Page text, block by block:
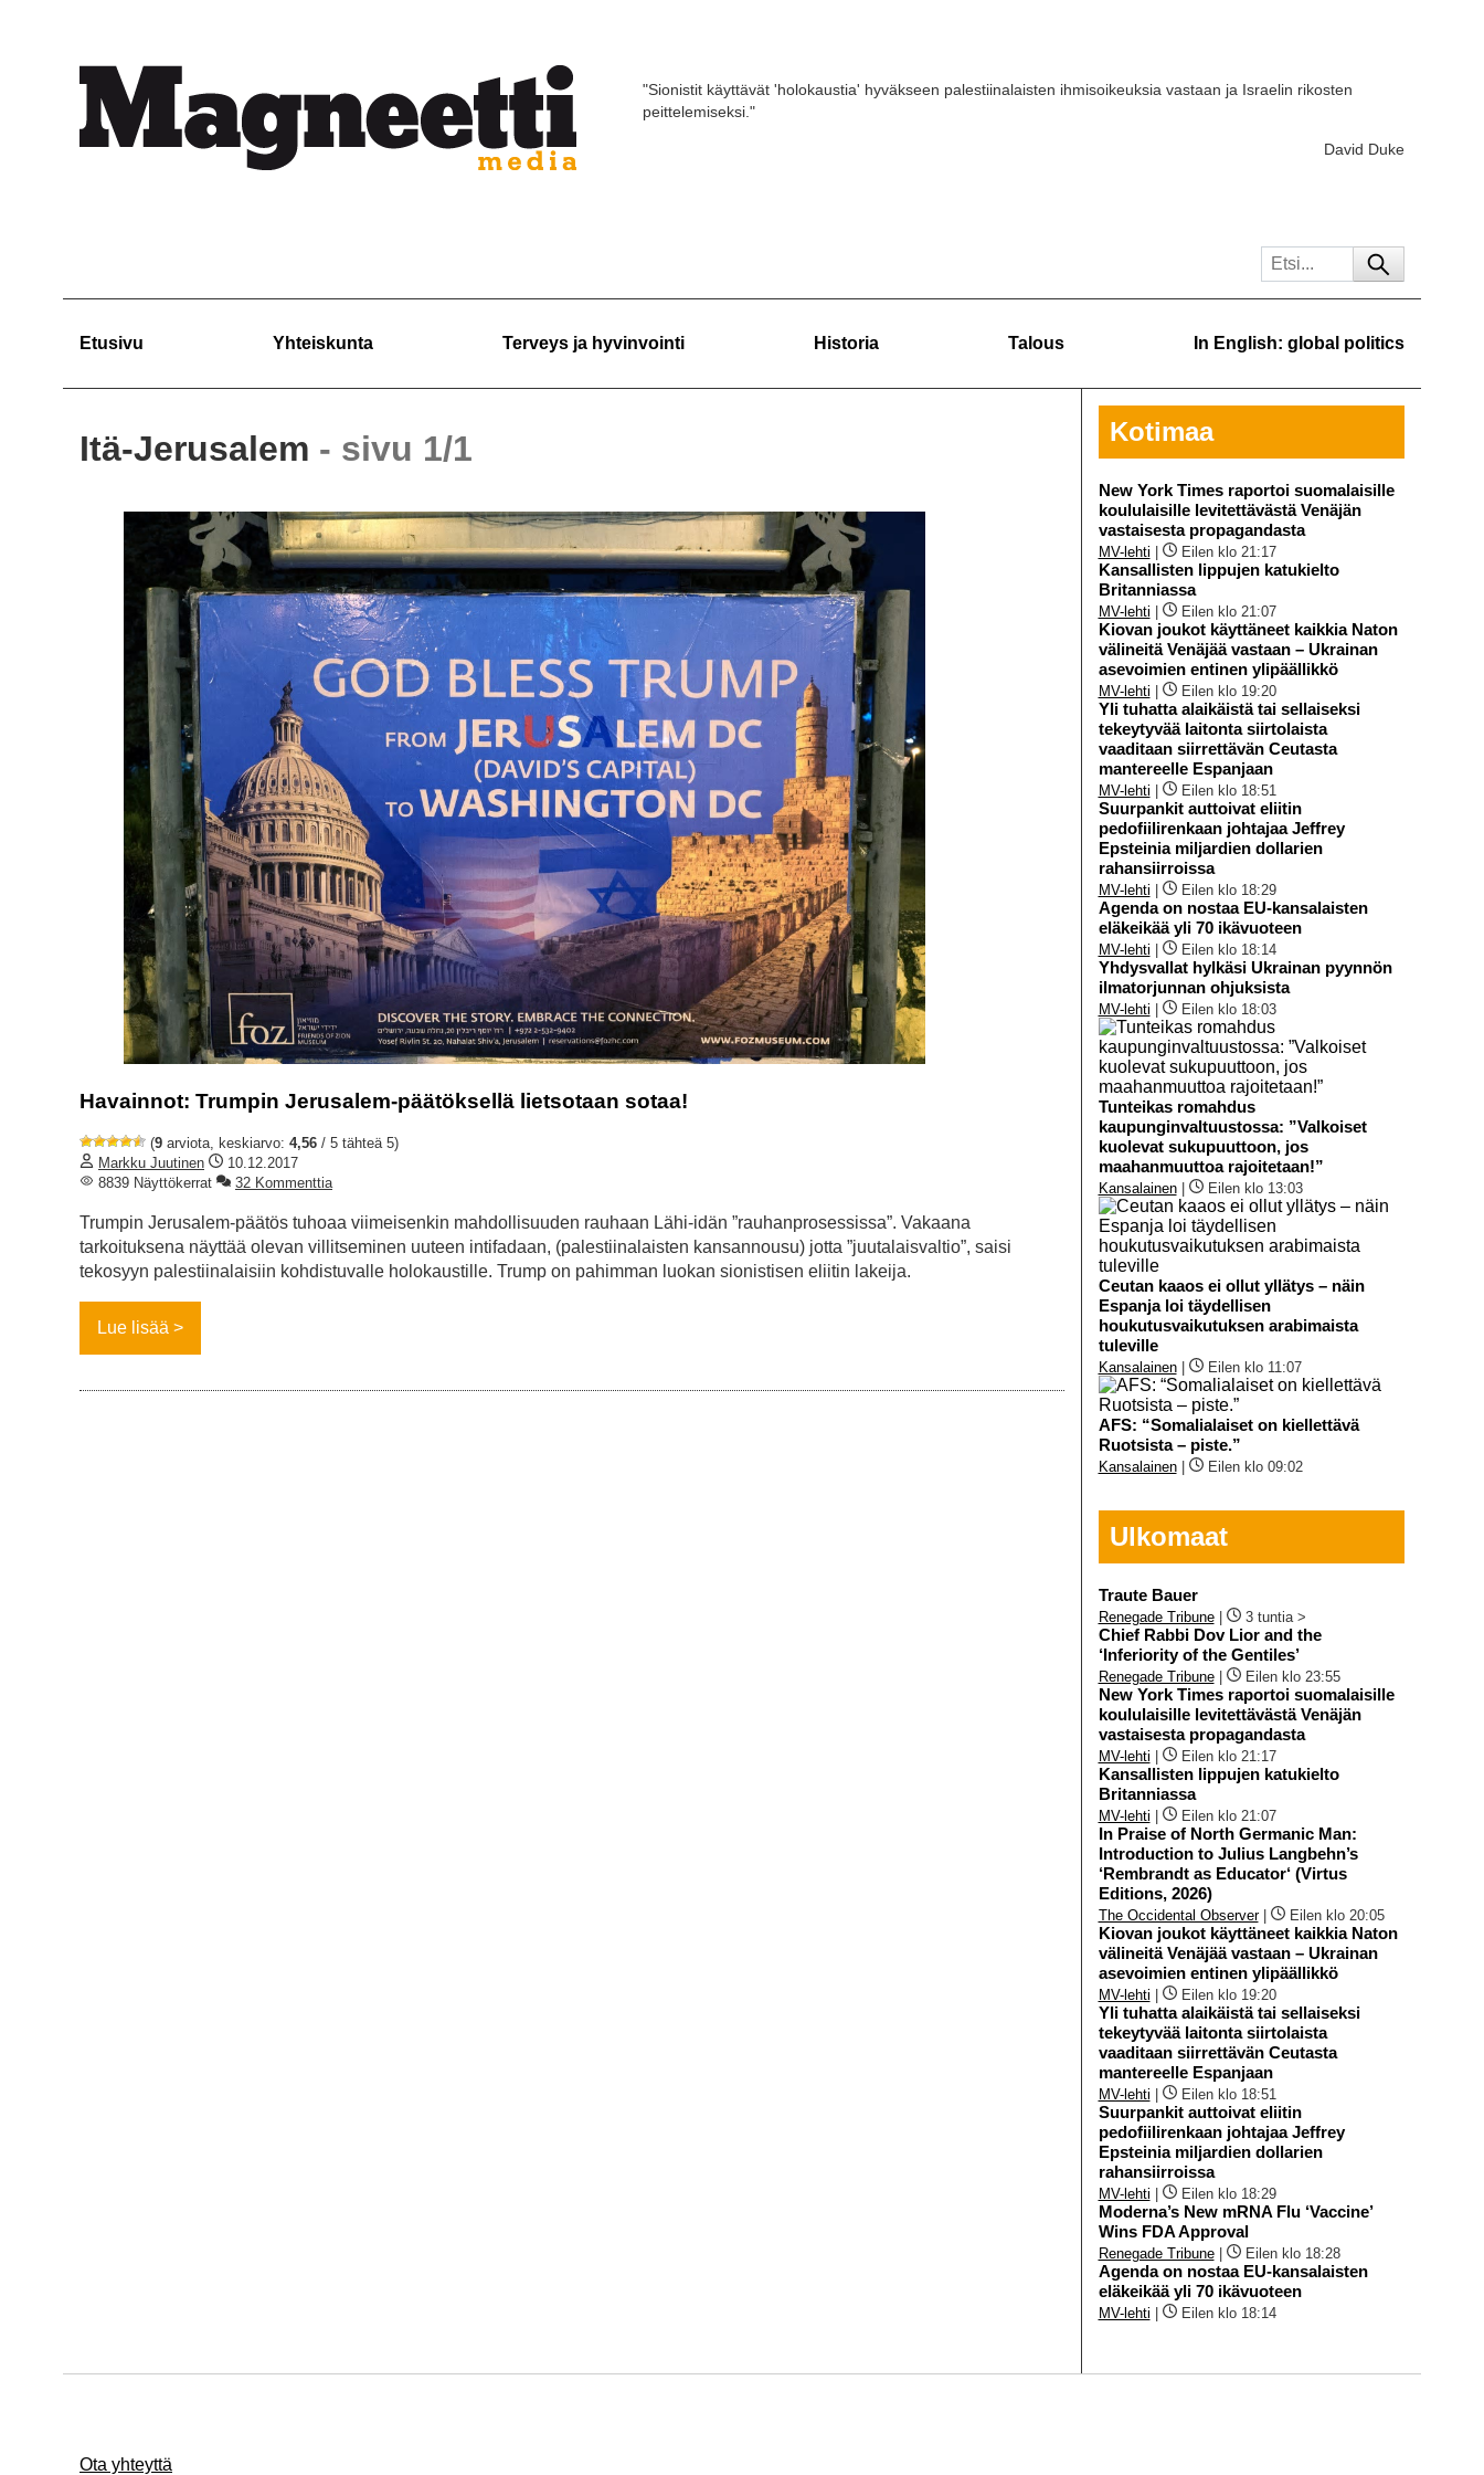
"Sionistit käyttävät 'holokaustia' hyväkseen palestiinalaisten ihmisoikeuksia vastaan ja Israelin rikosten
peittelemiseksi."
David Duke
Etusivu Yhteiskunta Terveys ja hyvinvointi Historia Talous In English: global politics
Itä-Jerusalem - sivu 1/1
Havainnot: Trumpin Jerusalem-päätöksellä lietsotaan sotaa!
(9 arviota, keskiarvo: 4,56 / 5 tähteä 5)
Markku Juutinen
10.12.2017
8839 Näyttökerrat
32 Kommenttia
Trumpin Jerusalem-päätös tuhoaa viimeisenkin mahdollisuuden rauhaan Lähi-idän ”rauhanprosessissa”. Vakaana
tarkoituksena näyttää olevan villitseminen uuteen intifadaan, (palestiinalaisten kansannousu) jotta ”juutalaisvaltio”, saisi
tekosyyn palestiinalaisiin kohdistuvalle holokaustille. Trump on pahimman luokan sionistisen eliitin lakeija.
Lue lisää
Kotimaa
New York Times raportoi suomalaisille
koululaisille levitettävästä Venäjän
vastaisesta propagandasta
MV-lehti Eilen klo 21:17
Kansallisten lippujen katukielto
Britanniassa
MV-lehti Eilen klo 21:07
Kiovan joukot käyttäneet kaikkia Naton
välineitä Venäjää vastaan – Ukrainan
asevoimien entinen ylipäällikkö
MV-lehti Eilen klo 19:20
Yli tuhatta alaikäistä tai sellaiseksi
tekeytyvää laitonta siirtolaista
vaaditaan siirrettävän Ceutasta
mantereelle Espanjaan
MV-lehti Eilen klo 18:51
Suurpankit auttoivat eliitin
pedofiilirenkaan johtajaa Jeffrey
Epsteinia miljardien dollarien
rahansiirroissa
MV-lehti Eilen klo 18:29
Agenda on nostaa EU-kansalaisten
eläkeikää yli 70 ikävuoteen
MV-lehti Eilen klo 18:14
Yhdysvallat hylkäsi Ukrainan pyynnön
ilmatorjunnan ohjuksista
MV-lehti Eilen klo 18:03
Tunteikas romahdus
kaupunginvaltuustossa: ”Valkoiset
kuolevat sukupuuttoon, jos
maahanmuuttoa rajoitetaan!”
Kansalainen| Eilen klo 13:03
Ceutan kaaos ei ollut yllätys – näin
Espanja loi täydellisen
houkutusvaikutuksen arabimaista
tuleville
Kansalainen| Eilen klo 11:07
AFS: “Somalialaiset on kiellettävä
Ruotsista – piste.”
Kansalainen| Eilen klo 09:02
Ulkomaat
Traute Bauer
Renegade Tribune| 3 tuntia >
Chief Rabbi Dov Lior and the
‘Inferiority of the Gentiles’
Renegade Tribune| Eilen klo 23:55
New York Times raportoi suomalaisille
koululaisille levitettävästä Venäjän
vastaisesta propagandasta
MV-lehti Eilen klo 21:17
Kansallisten lippujen katukielto
Britanniassa
MV-lehti Eilen klo 21:07
In Praise of North Germanic Man:
Introduction to Julius Langbehn’s
‘Rembrandt as Educator‘ (Virtus
Editions, 2026)
The Occidental Observer| Eilen klo 20:05
Kiovan joukot käyttäneet kaikkia Naton
välineitä Venäjää vastaan – Ukrainan
asevoimien entinen ylipäällikkö
MV-lehti Eilen klo 19:20
Yli tuhatta alaikäistä tai sellaiseksi
tekeytyvää laitonta siirtolaista
vaaditaan siirrettävän Ceutasta
mantereelle Espanjaan
MV-lehti Eilen klo 18:51
Suurpankit auttoivat eliitin
pedofiilirenkaan johtajaa Jeffrey
Epsteinia miljardien dollarien
rahansiirroissa
MV-lehti Eilen klo 18:29
Moderna’s New mRNA Flu ‘Vaccine’
Wins FDA Approval
Renegade Tribune| Eilen klo 18:28
Agenda on nostaa EU-kansalaisten
eläkeikää yli 70 ikävuoteen
MV-lehti Eilen klo 18:14
Ota yhteyttä